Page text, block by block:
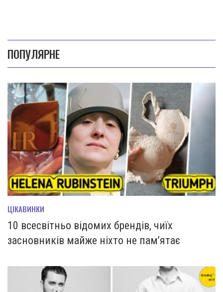
ПОПУЛЯРНЕ
ЦІКАВИНКИ
10 всесвітньо відомих брендів, чиїх
засновників майже ніхто не пам’ятає